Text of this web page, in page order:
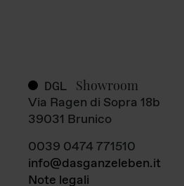
DGL Showroom
Via Ragen di Sopra 18b
39031 Brunico
0039 0474 771510
info@dasganzeleben.it
Note legali